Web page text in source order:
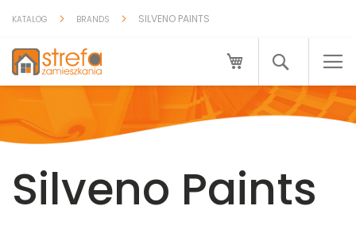
do
KATALOG BRANDS SILVENO PAINTS
Mój koszyk
Search
Silveno Paints